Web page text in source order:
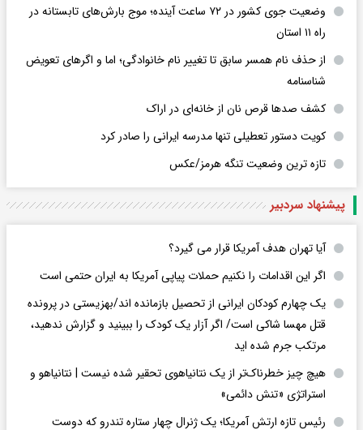
وضعیت جوی کشور در ۷۲ ساعت آینده؛ موج بارش‌های تابستانه در
راه ۱۱ استان
از حذف نام همسر سابق تا تغییر نام خانوادگی؛ اما و اگرهای تعویض
شناسنامه
کشف صدها قرص نان از خانه‌ای در اراک
کویت دستور تعطیلی تنها مدرسه ایرانی را صادر کرد
تازه ترین وضعیت تنگه هرمز/عکس
پیشنهاد سردبیر
آیا تهران هدف آمریکا قرار می گیرد؟
اگر این اقدامات را نکنیم حملات پیاپی آمریکا به ایران حتمی است
یک چهارم کودکان ایرانی از تحصیل بازمانده اند/بهزیستی در پرونده
قتل مهسا شاکی است/ اگر آزار یک کودک را ببینید و گزارش ندهید،
مرتکب جرم شده اید
هیچ چیز خطرناک‌تر از یک نتانیاهوی تحقیر شده نیست | نتانیاهو و
استراتژی «تنش دائمی»
رئیس تازه ارتش آمریکا؛ یک ژنرال چهار ستاره تندرو که دوست